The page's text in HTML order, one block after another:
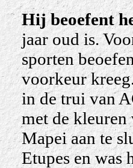
Hij beoefent
jaar oud is.
sporten
voorkeur
in de trui van
met de kleuren
Mapei aan te
Etupes en was